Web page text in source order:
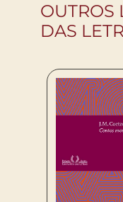
OUTROS
DAS